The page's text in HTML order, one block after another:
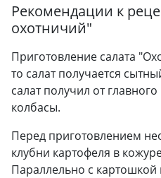
Рекомендации к
охотничий"
Приготовление салата
то салат получается
салат получил от
колбасы.
Перед приготовлением
клубни картофеля в
Параллельно с картошкой